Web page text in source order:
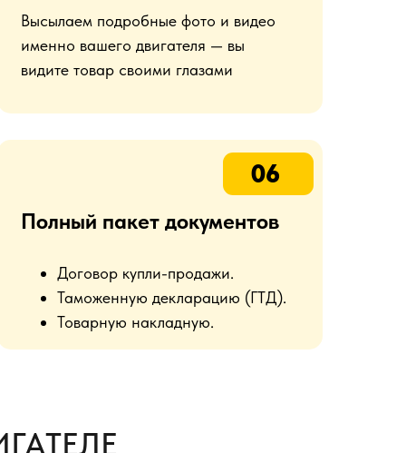
Высылаем подробные фото и видео
именно вашего двигателя — вы
видите товар своими глазами
Договор купли-продажи.
Таможенную декларацию (ГТД).
Товарную накладную.
Полный пакет документов
06